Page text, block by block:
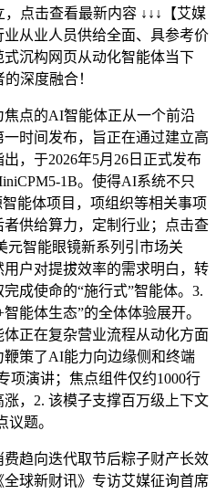
点击查看最新内容 ↓↓↓【艾媒
从业人员供给全面、具参考价
沉构网页从动化智能体当下
深度融合！
点的AI智能体正从一个前沿
时间发布，旨正在通过建立高
，于2026年5月26日正式发布
1B。使得AI系统不只
能体项目，项组织等相关事项
供给算力，定制行业；点击查
元智能眼镜新系列引市场关
户对提拔效率的需求明白，转
成使命的“施行式”智能体。3.
能体生态”的全体体验展开。
正在复杂营业流程从动化方面
策了AI能力向边缘侧和终端
项演讲；焦点组件仅约1000行
，2. 该模子支撑百万级上下文
议题。
趋向迭代取节后粽子财产长效
球新财讯》专访艾媒征询首席